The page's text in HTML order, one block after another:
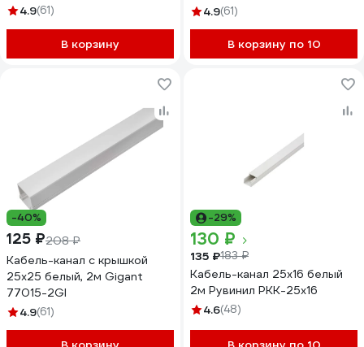
4.9(61)
В корзину
4.9(61)
В корзину по 10
-40%
125 ₽208 ₽
Кабель-канал с крышкой
25x25 белый, 2м Gigant
77015-2GI
4.9(61)
-29%
130 ₽
135 ₽183 ₽
Кабель-канал 25х16 белый
2м Рувинил РКК-25х16
4.6(48)